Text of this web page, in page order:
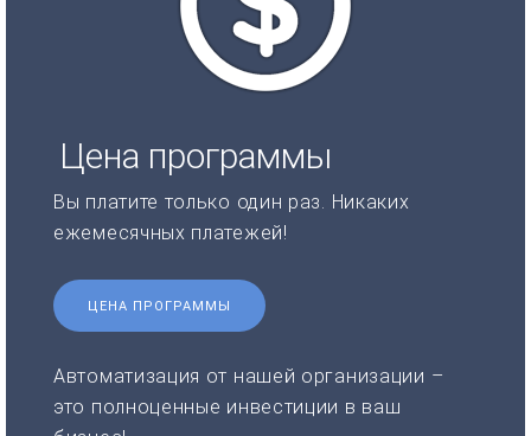
Цена программы
Вы платите только один раз. Никаких
ежемесячных платежей!
ЦЕНА ПРОГРАММЫ
Автоматизация от нашей организации –
это полноценные инвестиции в ваш